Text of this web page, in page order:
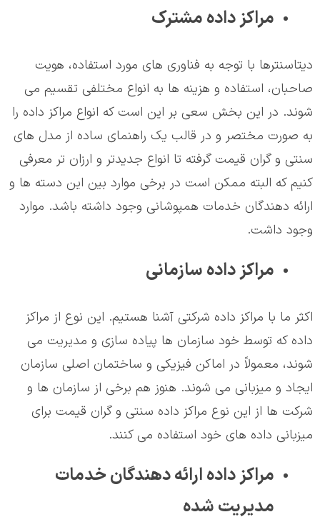
مراکز داده مشترک
دیتاسنترها با توجه به فناوری های مورد استفاده، هویت
صاحبان، استفاده و هزینه ها به انواع مختلفی تقسیم می
شوند. در این بخش سعی بر این است که انواع مراکز داده را
به صورت مختصر و در قالب یک راهنمای ساده از مدل های
سنتی و گران قیمت گرفته تا انواع جدیدتر و ارزان تر معرفی
کنیم که البته ممکن است در برخی موارد بین این دسته ها و
ارائه دهندگان خدمات همپوشانی وجود داشته باشد. موارد
وجود داشت.
مراکز داده سازمانی
اکثر ما با مراکز داده شرکتی آشنا هستیم. این نوع از مراکز
داده که توسط خود سازمان ها پیاده سازی و مدیریت می
شوند، معمولاً در اماکن فیزیکی و ساختمان اصلی سازمان
ایجاد و میزبانی می شوند. هنوز هم برخی از سازمان ها و
شرکت ها از این نوع مراکز داده سنتی و گران قیمت برای
میزبانی داده های خود استفاده می کنند.
مراکز داده ارائه دهندگان خدمات
مدیریت شده